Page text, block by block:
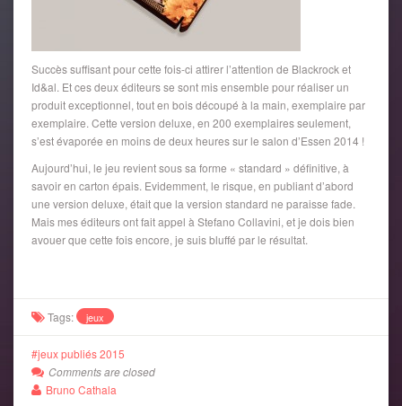
Succès suffisant pour cette fois-ci attirer l’attention de Blackrock et
Id&al. Et ces deux éditeurs se sont mis ensemble pour réaliser un
produit exceptionnel, tout en bois découpé à la main, exemplaire par
exemplaire. Cette version deluxe, en 200 exemplaires seulement,
s’est évaporée en moins de deux heures sur le salon d’Essen 2014 !
Aujourd’hui, le jeu revient sous sa forme « standard » définitive, à
savoir en carton épais. Evidemment, le risque, en publiant d’abord
une version deluxe, était que la version standard ne paraisse fade.
Mais mes éditeurs ont fait appel à Stefano Collavini, et je dois bien
avouer que cette fois encore, je suis bluffé par le résultat.
Tags: jeux
jeux publiés 2015
Comments are closed
Bruno Cathala